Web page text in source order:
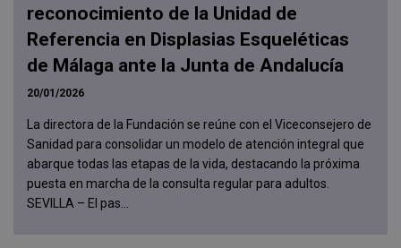
reconocimiento de la Unidad de
Referencia en Displasias Esqueléticas
de Málaga ante la Junta de Andalucía
20/01/2026
La directora de la Fundación se reúne con el Viceconsejero de
Sanidad para consolidar un modelo de atención integral que
abarque todas las etapas de la vida, destacando la próxima
puesta en marcha de la consulta regular para adultos.
SEVILLA – El pas...